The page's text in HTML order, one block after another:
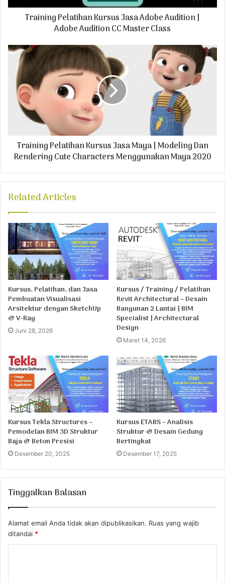
s
Training Pelatihan Kursus Jasa Adobe Audition |
Adobe Audition CC Master Class
Training Pelatihan Kursus Jasa Maya | Modeling Dan
Rendering Cute Characters Menggunakan Maya 2020
Related Articles
Kursus, Pelatihan, dan Jasa
Pembuatan Visualisasi
Arsitektur dengan SketchUp
& V-Ray
Juni 28, 2026
Kursus / Training / Pelatihan
Revit Architectural – Desain
Bangunan 2 Lantai | BIM
Specialist | Architectural
Design
Maret 14, 2026
Kursus Tekla Structures –
Pemodelan BIM 3D Struktur
Baja & Beton Presisi
Desember 20, 2025
Kursus ETABS – Analisis
Struktur & Desain Gedung
Bertingkat
Desember 17, 2025
Tinggalkan Balasan
Alamat email Anda tidak akan dipublikasikan. Ruas yang wajib
ditandai *